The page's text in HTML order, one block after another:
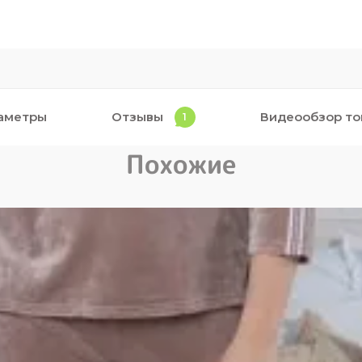
Отзывы 1 Видеообзор
Похожие